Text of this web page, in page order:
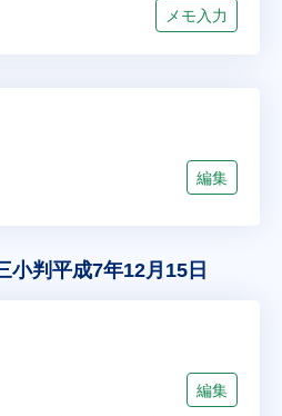
メモ入力
編集
小判平成7年12月15日
編集